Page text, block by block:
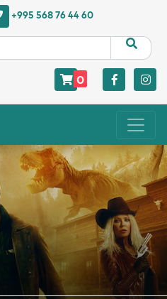
+995 568 76 44 60
0